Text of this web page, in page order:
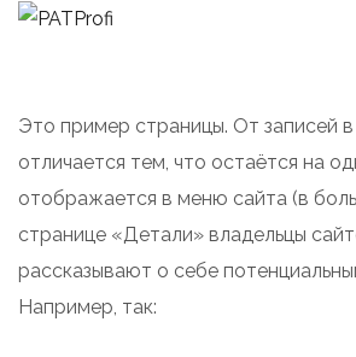
Это пример страницы. От записей
отличается тем, что остаётся на
отображается в меню сайта (в
странице «Детали» владельцы
рассказывают о себе
Например, так: